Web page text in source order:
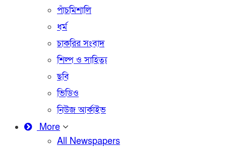
পাঁচমিশালি
ধর্ম
চাকরির সংবাদ
শিল্প ও সাহিত্য
ছবি
ভিডিও
নিউজ আর্কাইভ
More
All Newspapers